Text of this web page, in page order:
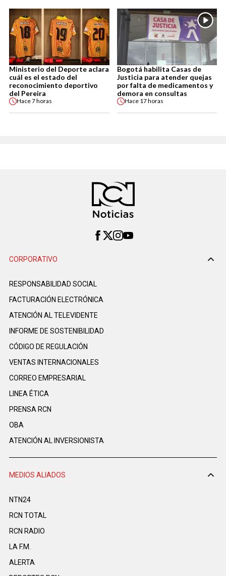
Ministerio del Deporte aclara
cuál es el estado del
reconocimiento deportivo
del Pereira
Hace7 horas
Bogotá habilita Casas de
Justicia para atender quejas
por falta de medicamentos y
demora en consultas
Hace 17 horas
CORPORATIVO
RESPONSABILIDAD SOCIAL
FACTURACIÓN ELECTRÓNICA
ATENCIÓN AL TELEVIDENTE
INFORME DE SOSTENIBILIDAD
CÓDIGO DE REGULACIÓN
VENTAS INTERNACIONALES
CORREO EMPRESARIAL
LINEA ÉTICA
PRENSA RCN
OBA
ATENCIÓN AL INVERSIONISTA
MEDIOS ALIADOS
NTN24
RCN TOTAL
RCN RADIO
LA F.M.
ALERTA